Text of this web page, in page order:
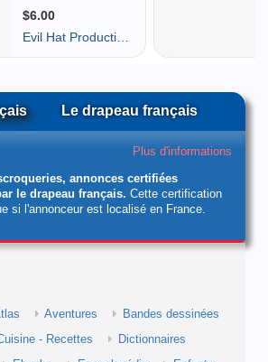
Le drapeau français
Plus d'informations
annonces certifiées
le drapeau français. Cette certification
si l'annonceur est localisé en France.
Aventures
Bandes dessinées
- Recettes
Dictionnaires